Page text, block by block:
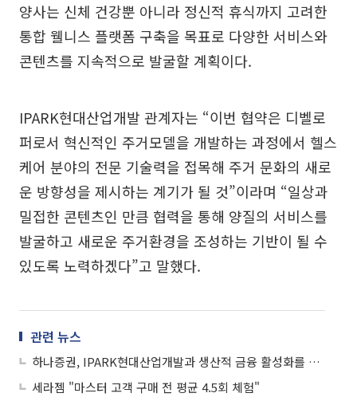
양사는 신체 건강뿐 아니라 정신적 휴식까지 고려한
통합 웰니스 플랫폼 구축을 목표로 다양한 서비스와
콘텐츠를 지속적으로 발굴할 계획이다.
IPARK현대산업개발 관계자는 “이번 협약은 디벨로
퍼로서 혁신적인 주거모델을 개발하는 과정에서 헬스
케어 분야의 전문 기술력을 접목해 주거 문화의 새로
운 방향성을 제시하는 계기가 될 것”이라며 “일상과
밀접한 콘텐츠인 만큼 협력을 통해 양질의 서비스를
발굴하고 새로운 주거환경을 조성하는 기반이 될 수
있도록 노력하겠다”고 말했다.
관련 뉴스
하나증권, IPARK현대산업개발과 생산적 금융 활성화를 위한 업무협약 체결
세라젬 "마스터 고객 구매 전 평균 4.5회 체험"